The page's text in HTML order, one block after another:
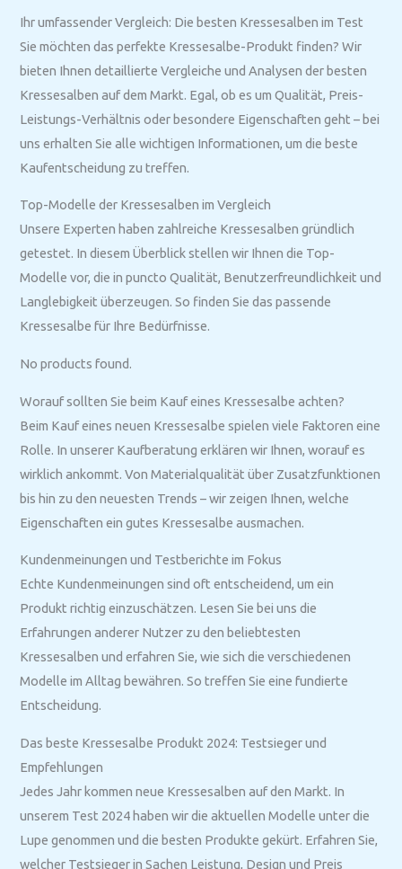
Ihr umfassender Vergleich: Die besten Kressesalben im Test
Sie möchten das perfekte Kressesalbe-Produkt finden? Wir
bieten Ihnen detaillierte Vergleiche und Analysen der besten
Kressesalben auf dem Markt. Egal, ob es um Qualität, Preis-
Leistungs-Verhältnis oder besondere Eigenschaften geht – bei
uns erhalten Sie alle wichtigen Informationen, um die beste
Kaufentscheidung zu treffen.
Top-Modelle der Kressesalben im Vergleich
Unsere Experten haben zahlreiche Kressesalben gründlich
getestet. In diesem Überblick stellen wir Ihnen die Top-
Modelle vor, die in puncto Qualität, Benutzerfreundlichkeit und
Langlebigkeit überzeugen. So finden Sie das passende
Kressesalbe für Ihre Bedürfnisse.
No products found.
Worauf sollten Sie beim Kauf eines Kressesalbe achten?
Beim Kauf eines neuen Kressesalbe spielen viele Faktoren eine
Rolle. In unserer Kaufberatung erklären wir Ihnen, worauf es
wirklich ankommt. Von Materialqualität über Zusatzfunktionen
bis hin zu den neuesten Trends – wir zeigen Ihnen, welche
Eigenschaften ein gutes Kressesalbe ausmachen.
Kundenmeinungen und Testberichte im Fokus
Echte Kundenmeinungen sind oft entscheidend, um ein
Produkt richtig einzuschätzen. Lesen Sie bei uns die
Erfahrungen anderer Nutzer zu den beliebtesten
Kressesalben und erfahren Sie, wie sich die verschiedenen
Modelle im Alltag bewähren. So treffen Sie eine fundierte
Entscheidung.
Das beste Kressesalbe Produkt 2024: Testsieger und
Empfehlungen
Jedes Jahr kommen neue Kressesalben auf den Markt. In
unserem Test 2024 haben wir die aktuellen Modelle unter die
Lupe genommen und die besten Produkte gekürt. Erfahren Sie,
welcher Testsieger in Sachen Leistung, Design und Preis